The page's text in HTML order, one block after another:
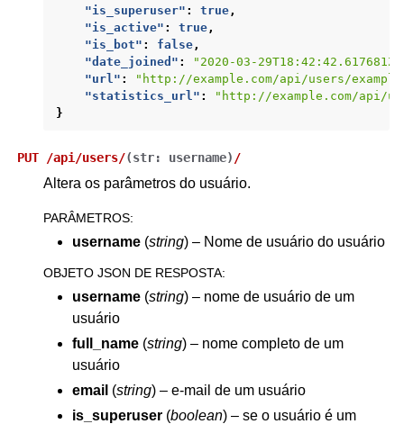
"is_superuser" : true ,
"is_active" : true ,
"is_bot" : false ,
"date_joined" : "2020-03-29T18:42:42.617681Z"
"url" :
"http://example.com/api/users/
"statistics_url" :
"http://example.com/api/
}
PUT /api/users/(str: username) /
Altera os parâmetros do usuário.
PARÂMETROS:
username (string) – Nome de usuário do usuário
OBJETO JSON DE RESPOSTA:
username (string) – nome de usuário de um
usuário
full_name (string) – nome completo de um
usuário
email (string) – e-mail de um usuário
is_superuser (boolean) – se o usuário é um